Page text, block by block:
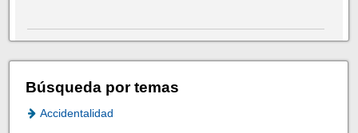
Búsqueda por temas
Accidentalidad